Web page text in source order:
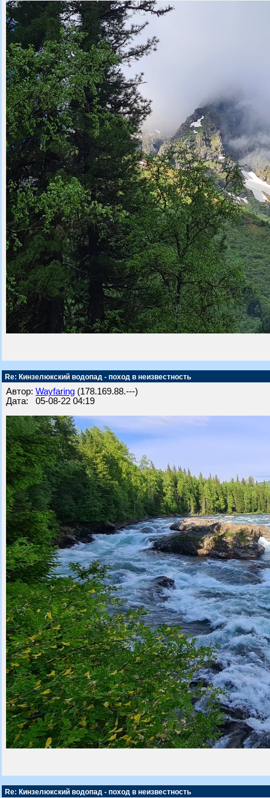
Re: Кинзелюкский водопад - поход в неизвестность
Автор: Wayfaring (178.169.88.---)
Дата: 05-08-22 04:19
Re: Кинзелюкский водопад - поход в неизвестность